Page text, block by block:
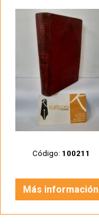
Código: 100211
Más información